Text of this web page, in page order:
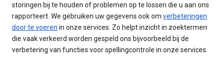
storingen bij te houden of problemen op te lossen die u aan ons
rapporteert. We gebruiken uw gegevens ook om verbeteringen
door te voeren in onze services. Zo helpt inzicht in zoektermen
die vaak verkeerd worden gespeld ons bijvoorbeeld bij de
verbetering van functies voor spellingcontrole in onze services.